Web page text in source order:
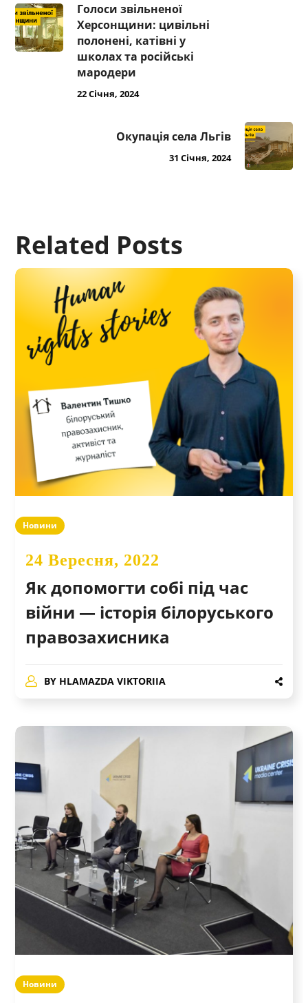
Голоси звільненої
Херсонщини: цивільні
полонені, катівні у
школах та російські
мародери
22 Січня, 2024
Окупація села Льгів
31 Січня, 2024
Related Posts
Новини
24 Вересня, 2022
Як допомогти собі під час
війни — історія білоруського
правозахисника
BY HLAMAZDA VIKTORIIA
Новини